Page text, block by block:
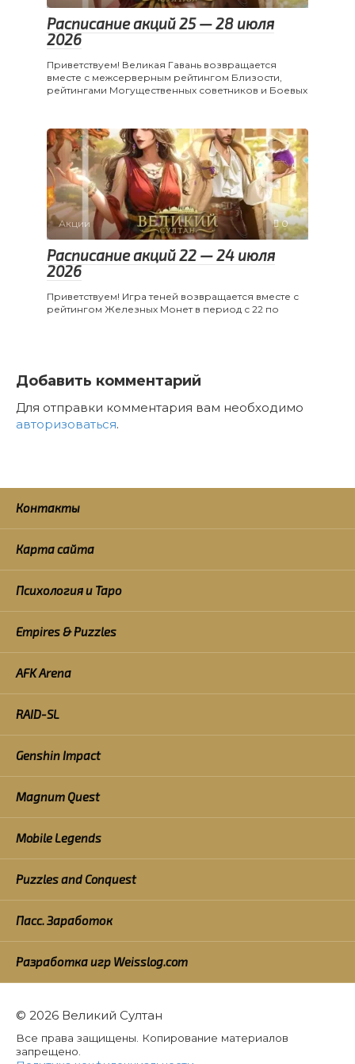
Расписание акций 25 — 28 июля
2026
Приветствуем! Великая Гавань возвращается
вместе с межсерверным рейтингом Близости,
рейтингами Могущественных советников и Боевых
Акции 0
Расписание акций 22 — 24 июля
2026
Приветствуем! Игра теней возвращается вместе с
рейтингом Железных Монет в период с 22 по
Добавить комментарий
Для отправки комментария вам необходимо
авторизоваться.
Контакты
Карта сайта
Психология и Таро
Empires & Puzzles
AFK Arena
RAID-SL
Genshin Impact
Magnum Quest
Mobile Legends
Puzzles and Conquest
Пасс. Заработок
Разработка игр Weisslog.com
© 2026 Великий Султан
Все права защищены. Копирование материалов
запрещено.